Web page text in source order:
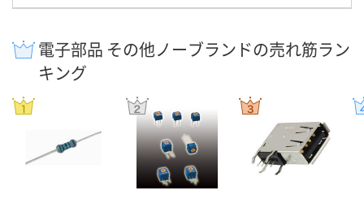
電子部品 その他ノーブランドの売れ筋ラン
キング